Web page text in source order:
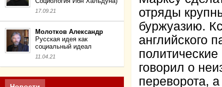
17.09.21
Молотков Александр
Русская идея как
социальный идеал
11.04.21
отряды
буржуазию.
английского
говорил о
переворота,